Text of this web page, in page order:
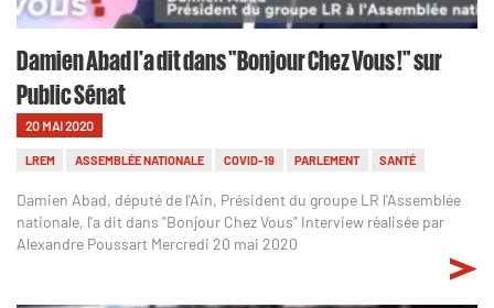
Damien Abad l'a dit dans "Bonjour Chez Vous !" sur
Public Sénat
20 MAI 2020
LREM ASSEMBLÉE NATIONALE COVID-19 PARLEMENT SANTÉ
Damien Abad, député de l'Ain, Président du groupe LR l'Assemblée
nationale, l'a dit dans "Bonjour Chez Vous" Interview réalisée par
Alexandre Poussart Mercredi 20 mai 2020